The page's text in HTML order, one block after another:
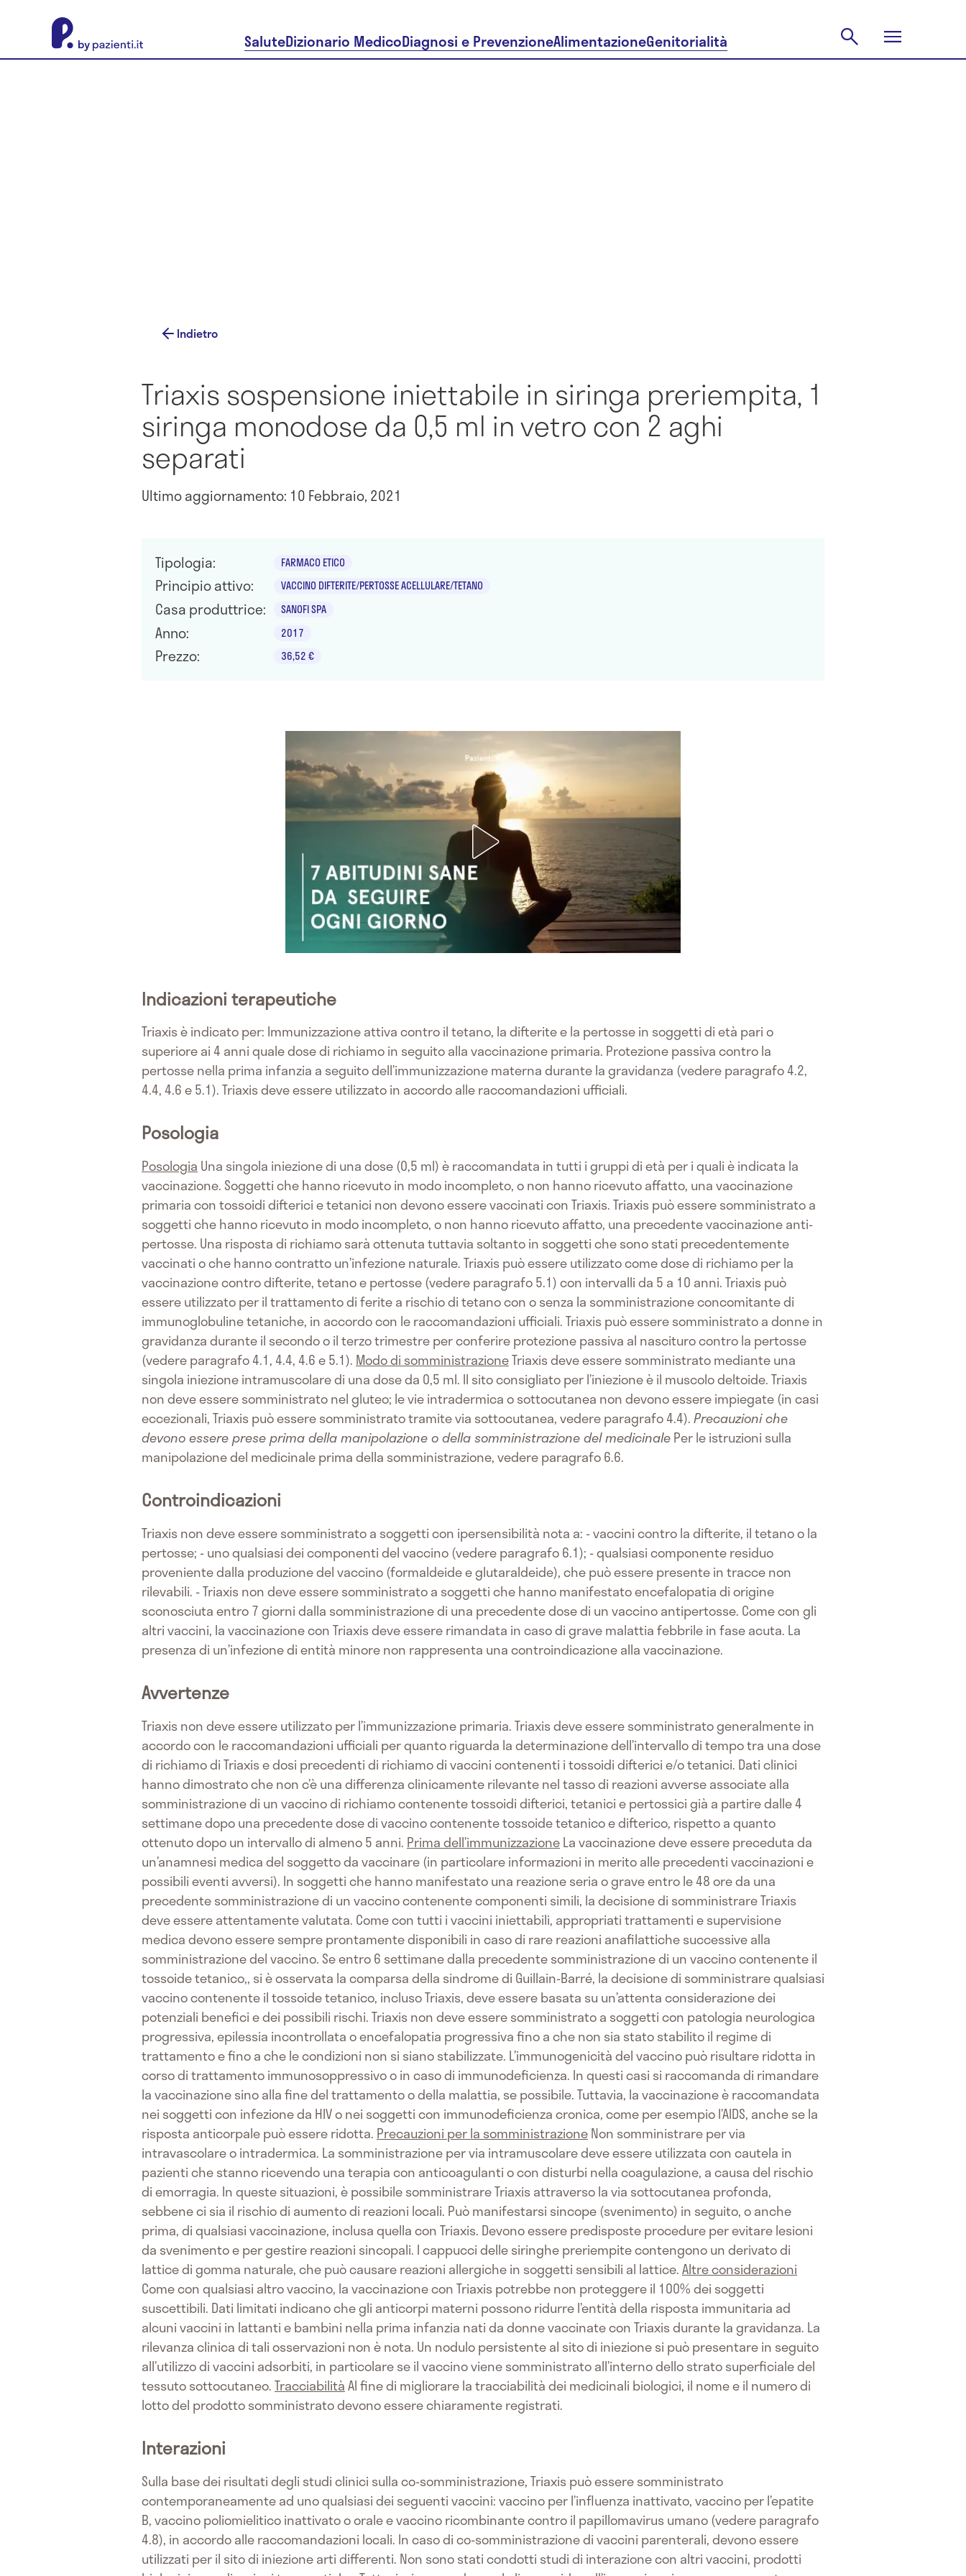
SaluteDizionario MedicoDiagnosi e PrevenzioneAlimentazioneGenitorialità
Indietro
Triaxis sospensione iniettabile in siringa preriempita, 1
siringa monodose da 0,5 ml in vetro con 2 aghi
separati
Ultimo aggiornamento: 10 Febbraio, 2021
Tipologia: FARMACO ETICO
Principio attivo: VACCINO DIFTERITE/PERTOSSE ACELLULARE/TETANO
Casa produttrice: SANOFI SPA
Anno: 2017
Prezzo: 36,52 €
Indicazioni terapeutiche
Triaxis è indicato per: Immunizzazione attiva contro il tetano, la difterite e la pertosse in soggetti di età pari o
superiore ai 4 anni quale dose di richiamo in seguito alla vaccinazione primaria. Protezione passiva contro la
pertosse nella prima infanzia a seguito dell’immunizzazione materna durante la gravidanza (vedere paragrafo 4.2,
4.4, 4.6 e 5.1). Triaxis deve essere utilizzato in accordo alle raccomandazioni ufficiali.
Posologia
Posologia Una singola iniezione di una dose (0,5 ml) è raccomandata in tutti i gruppi di età per i quali è indicata la
vaccinazione. Soggetti che hanno ricevuto in modo incompleto, o non hanno ricevuto affatto, una vaccinazione
primaria con tossoidi difterici e tetanici non devono essere vaccinati con Triaxis. Triaxis può essere somministrato a
soggetti che hanno ricevuto in modo incompleto, o non hanno ricevuto affatto, una precedente vaccinazione anti-
pertosse. Una risposta di richiamo sarà ottenuta tuttavia soltanto in soggetti che sono stati precedentemente
vaccinati o che hanno contratto un’infezione naturale. Triaxis può essere utilizzato come dose di richiamo per la
vaccinazione contro difterite, tetano e pertosse (vedere paragrafo 5.1) con intervalli da 5 a 10 anni. Triaxis può
essere utilizzato per il trattamento di ferite a rischio di tetano con o senza la somministrazione concomitante di
immunoglobuline tetaniche, in accordo con le raccomandazioni ufficiali. Triaxis può essere somministrato a donne in
gravidanza durante il secondo o il terzo trimestre per conferire protezione passiva al nascituro contro la pertosse
(vedere paragrafo 4.1, 4.4, 4.6 e 5.1). Modo di somministrazioneTriaxis deve essere somministrato mediante una
singola iniezione intramuscolare di una dose da 0,5 ml. Il sito consigliato per l’iniezione è il muscolo deltoide. Triaxis
non deve essere somministrato nel gluteo; le vie intradermica o sottocutanea non devono essere impiegate (in casi
eccezionali, Triaxis può essere somministrato tramite via sottocutanea, vedere paragrafo 4.4).Precauzioni che
devono essere prese prima della manipolazione o della somministrazione del medicinalePer le istruzioni sulla
manipolazione del medicinale prima della somministrazione, vedere paragrafo 6.6.
Controindicazioni
Triaxis non deve essere somministrato a soggetti con ipersensibilità nota a: - vaccini contro la difterite, il tetano o la
pertosse; - uno qualsiasi dei componenti del vaccino (vedere paragrafo 6.1); - qualsiasi componente residuo
proveniente dalla produzione del vaccino (formaldeide e glutaraldeide), che può essere presente in tracce non
rilevabili. - Triaxis non deve essere somministrato a soggetti che hanno manifestato encefalopatia di origine
sconosciuta entro 7 giorni dalla somministrazione di una precedente dose di un vaccino antipertosse. Come con gli
altri vaccini, la vaccinazione con Triaxis deve essere rimandata in caso di grave malattia febbrile in fase acuta. La
presenza di un’infezione di entità minore non rappresenta una controindicazione alla vaccinazione.
Avvertenze
Triaxis non deve essere utilizzato per l’immunizzazione primaria. Triaxis deve essere somministrato generalmente in
accordo con le raccomandazioni ufficiali per quanto riguarda la determinazione dell’intervallo di tempo tra una dose
di richiamo di Triaxis e dosi precedenti di richiamo di vaccini contenenti i tossoidi difterici e/o tetanici. Dati clinici
hanno dimostrato che non c’è una differenza clinicamente rilevante nel tasso di reazioni avverse associate alla
somministrazione di un vaccino di richiamo contenente tossoidi difterici, tetanici e pertossici già a partire dalle 4
settimane dopo una precedente dose di vaccino contenente tossoide tetanico e difterico, rispetto a quanto
ottenuto dopo un intervallo di almeno 5 anni. Prima dell’immunizzazioneLa vaccinazione deve essere preceduta da
un’anamnesi medica del soggetto da vaccinare (in particolare informazioni in merito alle precedenti vaccinazioni e
possibili eventi avversi). In soggetti che hanno manifestato una reazione seria o grave entro le 48 ore da una
precedente somministrazione di un vaccino contenente componenti simili, la decisione di somministrare Triaxis
deve essere attentamente valutata. Come con tutti i vaccini iniettabili, appropriati trattamenti e supervisione
medica devono essere sempre prontamente disponibili in caso di rare reazioni anafilattiche successive alla
somministrazione del vaccino. Se entro 6 settimane dalla precedente somministrazione di un vaccino contenente il
tossoide tetanico,, si è osservata la comparsa della sindrome di Guillain-Barré, la decisione di somministrare qualsiasi
vaccino contenente il tossoide tetanico, incluso Triaxis, deve essere basata su un’attenta considerazione dei
potenziali benefici e dei possibili rischi. Triaxis non deve essere somministrato a soggetti con patologia neurologica
progressiva, epilessia incontrollata o encefalopatia progressiva fino a che non sia stato stabilito il regime di
trattamento e fino a che le condizioni non si siano stabilizzate. L’immunogenicità del vaccino può risultare ridotta in
corso di trattamento immunosoppressivo o in caso di immunodeficienza. In questi casi si raccomanda di rimandare
la vaccinazione sino alla fine del trattamento o della malattia, se possibile. Tuttavia, la vaccinazione è raccomandata
nei soggetti con infezione da HIV o nei soggetti con immunodeficienza cronica, come per esempio l’AIDS, anche se la
risposta anticorpale può essere ridotta. Precauzioni per la somministrazioneNon somministrare per via
intravascolare o intradermica. La somministrazione per via intramuscolare deve essere utilizzata con cautela in
pazienti che stanno ricevendo una terapia con anticoagulanti o con disturbi nella coagulazione, a causa del rischio
di emorragia. In queste situazioni, è possibile somministrare Triaxis attraverso la via sottocutanea profonda,
sebbene ci sia il rischio di aumento di reazioni locali. Può manifestarsi sincope (svenimento) in seguito, o anche
prima, di qualsiasi vaccinazione, inclusa quella con Triaxis. Devono essere predisposte procedure per evitare lesioni
da svenimento e per gestire reazioni sincopali. I cappucci delle siringhe preriempite contengono un derivato di
lattice di gomma naturale, che può causare reazioni allergiche in soggetti sensibili al lattice.Altre considerazioni
Come con qualsiasi altro vaccino, la vaccinazione con Triaxis potrebbe non proteggere il 100% dei soggetti
suscettibili. Dati limitati indicano che gli anticorpi materni possono ridurre l’entità della risposta immunitaria ad
alcuni vaccini in lattanti e bambini nella prima infanzia nati da donne vaccinate con Triaxis durante la gravidanza. La
rilevanza clinica di tali osservazioni non è nota. Un nodulo persistente al sito di iniezione si può presentare in seguito
all’utilizzo di vaccini adsorbiti, in particolare se il vaccino viene somministrato all’interno dello strato superficiale del
tessuto sottocutaneo.TracciabilitàAl fine di migliorare la tracciabilità dei medicinali biologici, il nome e il numero di
lotto del prodotto somministrato devono essere chiaramente registrati.
Interazioni
Sulla base dei risultati degli studi clinici sulla co-somministrazione, Triaxis può essere somministrato
contemporaneamente ad uno qualsiasi dei seguenti vaccini: vaccino per l’influenza inattivato, vaccino per l’epatite
B, vaccino poliomielitico inattivato o orale e vaccino ricombinante contro il papillomavirus umano (vedere paragrafo
4.8), in accordo alle raccomandazioni locali. In caso di co-somministrazione di vaccini parenterali, devono essere
utilizzati per il sito di iniezione arti differenti. Non sono stati condotti studi di interazione con altri vaccini, prodotti